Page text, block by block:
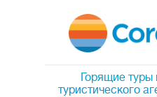
Горящие
туристического